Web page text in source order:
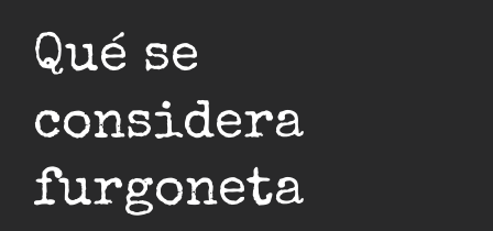
Qué se
considera
furgoneta